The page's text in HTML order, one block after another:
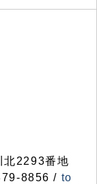
2293番地
8856 / to